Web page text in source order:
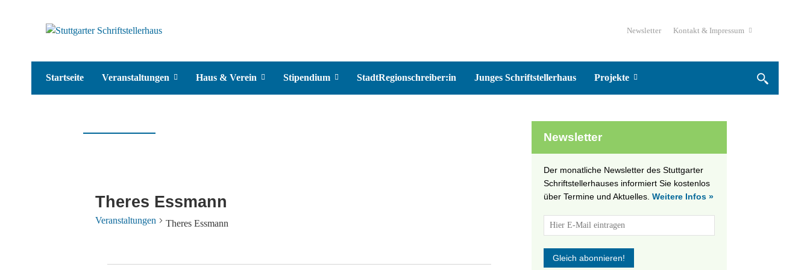
Newsletter Kontakt & Impressum
Startseite Veranstaltungen Haus & Verein Stipendium StadtRegionschreiber:in Junges Schriftstellerhaus Projekte
Theres Essmann
Veranstaltungen Theres Essmann
Newsletter
Der monatliche Newsletter des Stuttgarter
Schriftstellerhauses informiert Sie kostenlos
über Termine und Aktuelles. Weitere Infos »